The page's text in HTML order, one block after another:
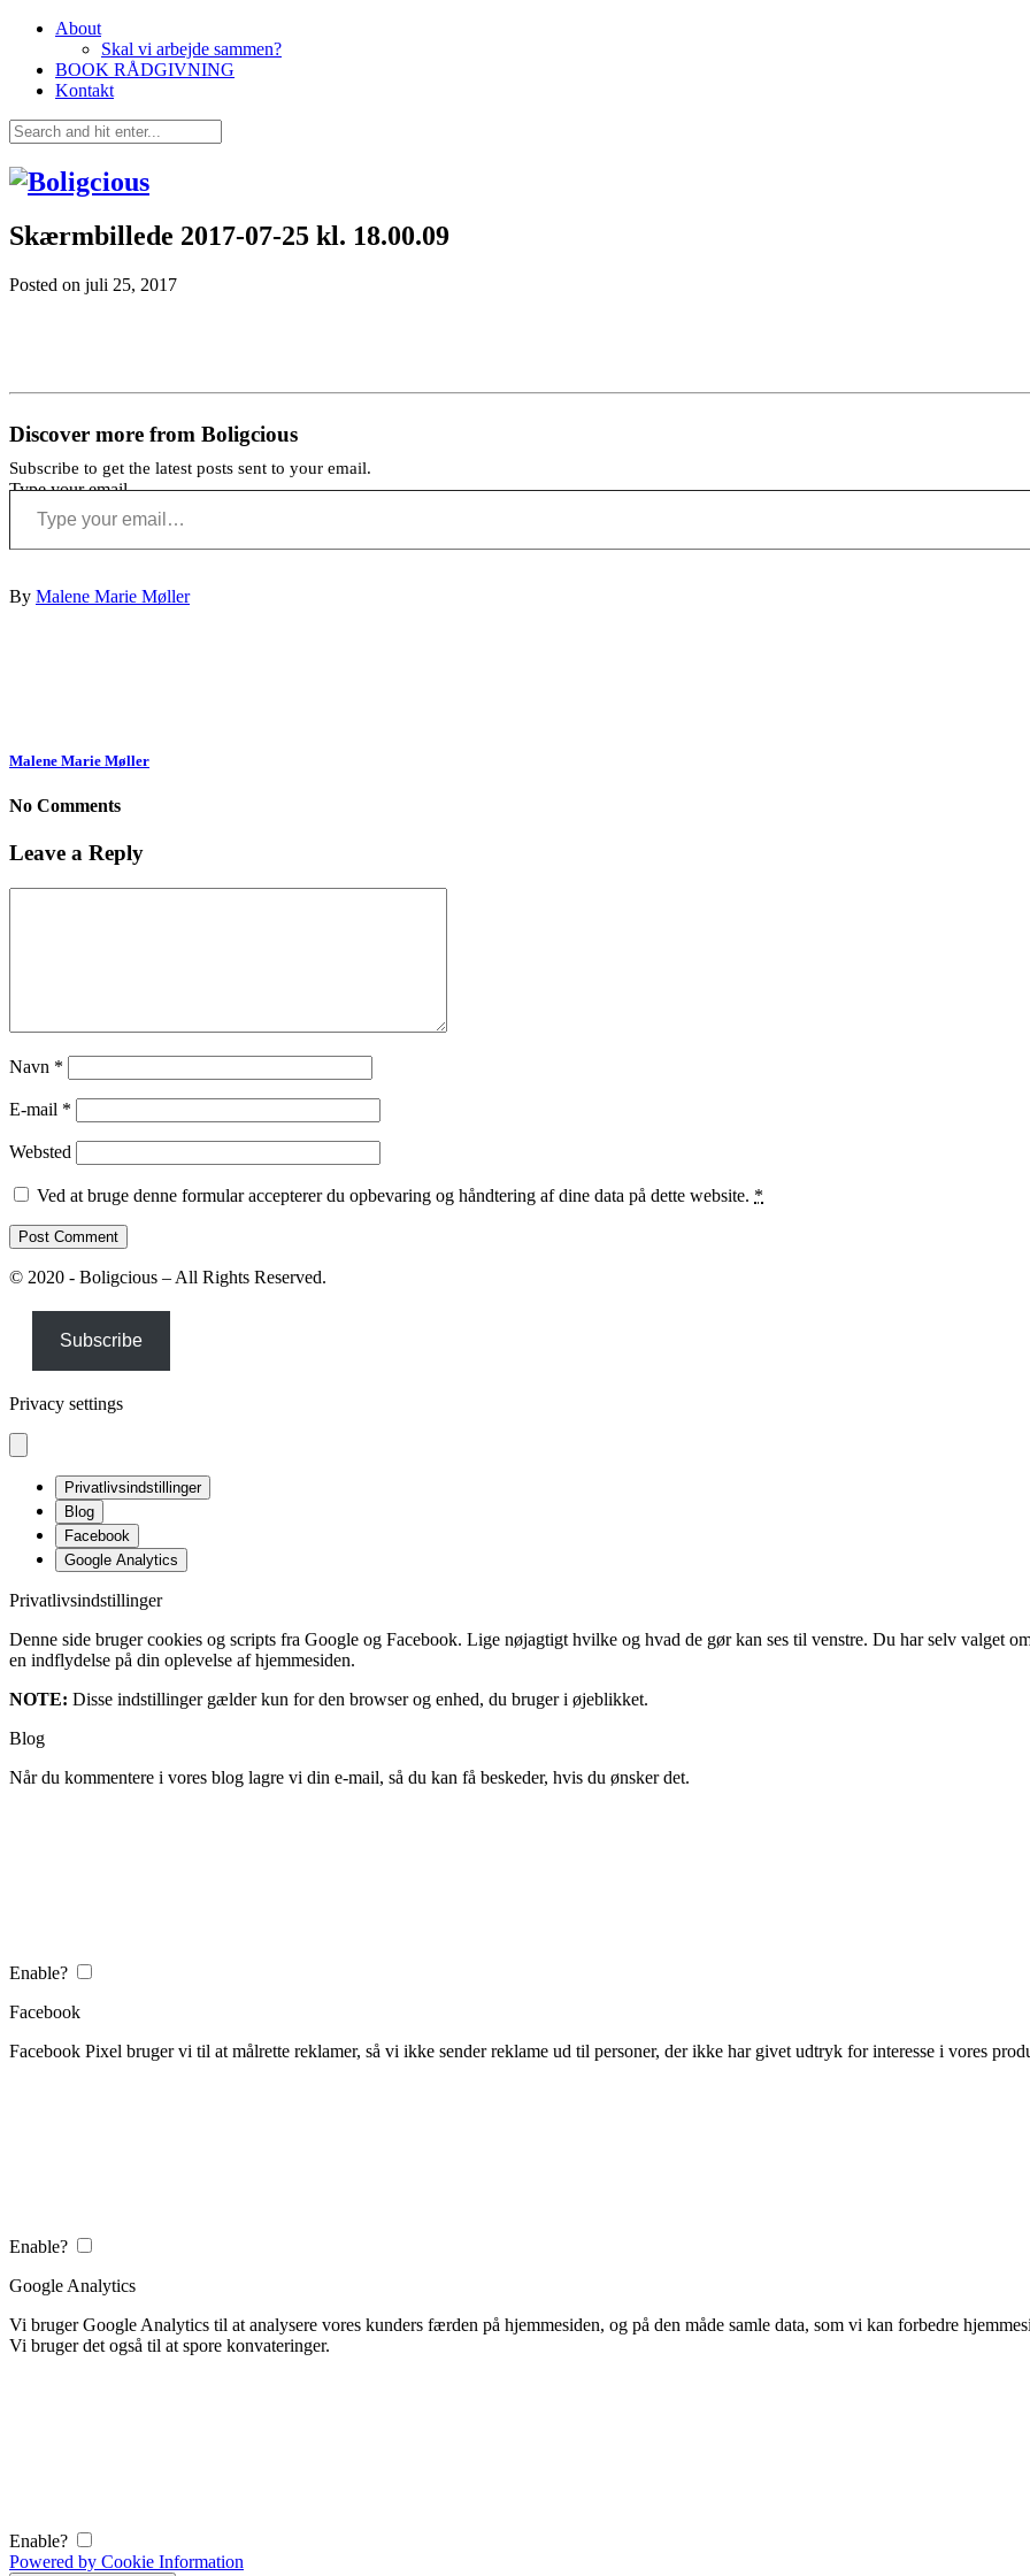
About
Skal vi arbejde sammen?
BOOK RÅDGIVNING
Kontakt
Skærmbillede 2017-07-25 kl. 18.00.09
Posted on juli 25, 2017
Discover more from Boligcious
Subscribe to get the latest posts sent to your email.
Type your email…
By Malene Marie Møller
Malene Marie Møller
No Comments
Leave a Reply
Navn *
E-mail *
Websted
Ved at bruge denne formular accepterer du opbevaring og håndtering af dine data på dette website. *
© 2020 - Boligcious – All Rights Reserved.
Subscribe
Privacy settings
Privatlivsindstillinger
Blog
Facebook
Google Analytics
Privatlivsindstillinger
Denne side bruger cookies og scripts fra Google og Facebook. Lige nøjagtigt hvilke og hvad de gør kan ses til venstre. Du har selv valget
en indflydelse på din oplevelse af hjemmesiden.
NOTE: Disse indstillinger gælder kun for den browser og enhed, du bruger i øjeblikket.
Blog
Når du kommentere i vores blog lagre vi din e-mail, så du kan få beskeder, hvis du ønsker det.
Enable?
Facebook
Facebook Pixel bruger vi til at målrette reklamer, så vi ikke sender reklame ud til personer, der ikke har givet udtryk for interesse i vores
Enable?
Google Analytics
Vi bruger Google Analytics til at analysere vores kunders færden på hjemmesiden, og på den måde samle data, som vi kan forbedre
Vi bruger det også til at spore konvateringer.
Enable?
Powered by Cookie Information